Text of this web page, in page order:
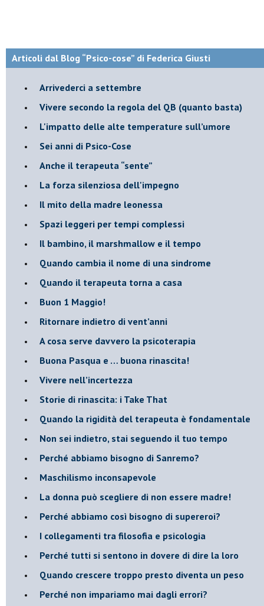
Articoli dal Blog “Psico-cose” di Federica Giusti
​Arrivederci a settembre
​Vivere secondo la regola del QB (quanto basta)
​L'impatto delle alte temperature sull’umore
Sei anni di Psico-Cose
​Anche il terapeuta “sente”
​La forza silenziosa dell'impegno
​Il mito della madre leonessa
Spazi leggeri per tempi complessi
Il bambino, il marshmallow e il tempo
​Quando cambia il nome di una sindrome
​Quando il terapeuta torna a casa
​Buon 1 Maggio!
Ritornare indietro di vent’anni
​A cosa serve davvero la psicoterapia
​Buona Pasqua e … buona rinascita!
​Vivere nell’incertezza
​Storie di rinascita: i Take That
​Quando la rigidità del terapeuta è fondamentale
​Non sei indietro, stai seguendo il tuo tempo
​Perché abbiamo bisogno di Sanremo?
​Maschilismo inconsapevole
​La donna può scegliere di non essere madre!
​Perché abbiamo così bisogno di supereroi?
​I collegamenti tra filosofia e psicologia
​Perché tutti si sentono in dovere di dire la loro
​Quando crescere troppo presto diventa un peso
​Perché non impariamo mai dagli errori?